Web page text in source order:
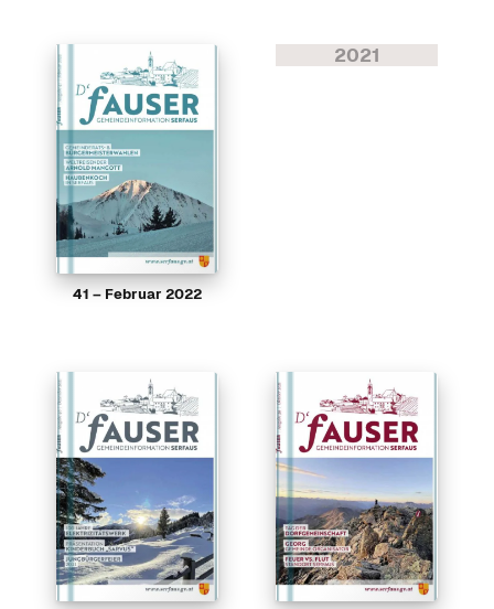
41 – Februar 2022
2021